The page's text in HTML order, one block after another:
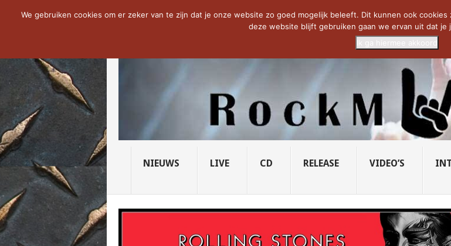
NOW TRENDING: THE VICIOUS HEAD SOCIETY... PRIDE OF LIONS – U... SAVATAGE
NIEUWS LIVE CD RELEASE VIDEO’S
We gebruiken cookies om er zeker van te zijn dat je onze website zo goed mogelijk beleeft. Dit kunnen ook
deze website blijft gebruiken gaan we ervan uit dat je
Ik ga hiermee akkoord